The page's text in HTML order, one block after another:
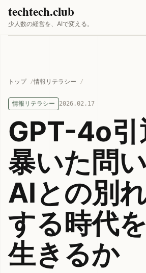
techtech.club
少人数の経営を、AIで変える。
トップ 情報リテラシー
情報リテラシー 2026.02.17
GPT-4o引
暴いた問
AIとの別
する時代
生きるか